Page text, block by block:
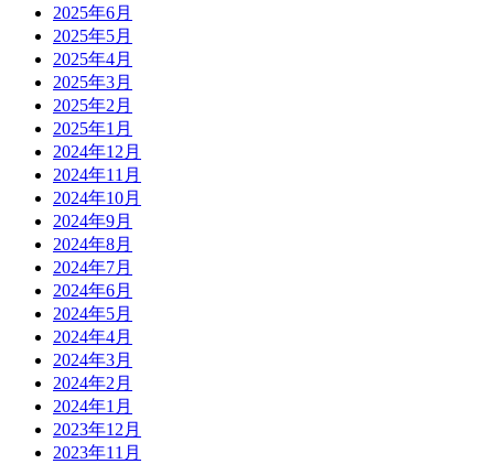
2025年6月
2025年5月
2025年4月
2025年3月
2025年2月
2025年1月
2024年12月
2024年11月
2024年10月
2024年9月
2024年8月
2024年7月
2024年6月
2024年5月
2024年4月
2024年3月
2024年2月
2024年1月
2023年12月
2023年11月